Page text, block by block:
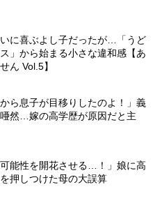
に喜ぶよし子だったが…「うど
」から始まる小さな違和感【あ
ん Vol.5】
から息子が目移りしたのよ！」義
然…嫁の高学歴が原因だと主
可能性を開花させる…！」娘に高
押しつけた母の大誤算